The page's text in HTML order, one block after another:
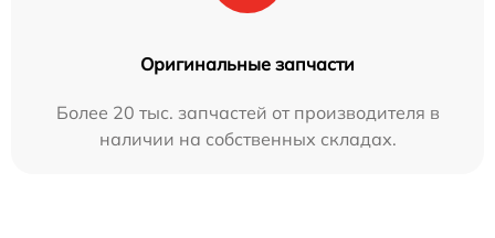
Оригинальные запчасти
Более 20 тыс. запчастей от производителя в
наличии на собственных складах.